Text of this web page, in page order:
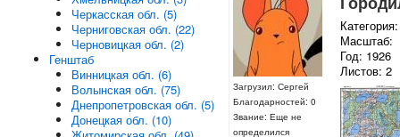
Загрузил: Сергей
Благодарностей: 0
Звание: Еще не
определился
Масштаб:
Год: 1926
Листов: 2
Черкасская обл. (5)
Черниговская обл. (22)
Черновицкая обл. (2)
Генштаб
Винницкая обл. (6)
Волынская обл. (75)
Днепропетровская обл. (5)
Донецкая обл. (10)